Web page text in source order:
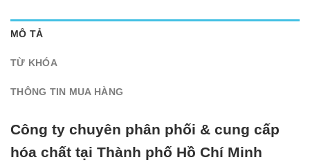
MÔ TẢ
TỪ KHÓA
THÔNG TIN MUA HÀNG
Công ty chuyên phân phối & cung cấp
hóa chất tại Thành phố Hồ Chí Minh